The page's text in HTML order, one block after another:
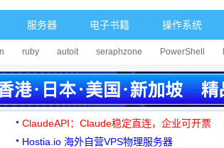
服务器 电子书籍 操作系统
ruby autoit seraphzone PowerShell
ClaudeAPI：Claude稳定直连，企业可开票
Hostia.io 海外自营VPS物理服务器